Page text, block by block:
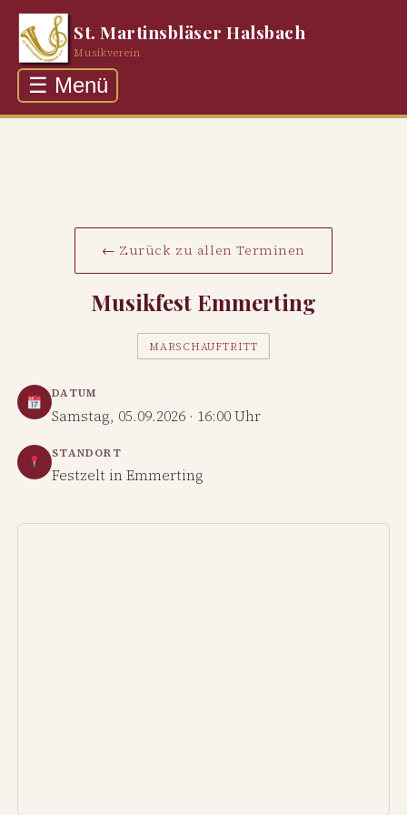
St. Martinsbläser Halsbach
Musikverein
☰ Menü
Galerie
← Zurück zu allen Terminen
Musikfest Emmerting
MARSCHAUFTRITT
DATUM
Samstag, 05.09.2026 · 16:00 Uhr
STANDORT
Festzelt in Emmerting